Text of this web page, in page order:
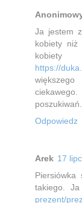
Ja jestem
kobiety niż
https://
poszukiwań.
Odpowiedz
Arek 17
takiego. Ja
prezent/